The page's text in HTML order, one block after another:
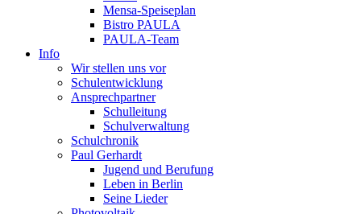
Mensa-Speiseplan
Bistro PAULA
PAULA-Team
Info
Wir stellen uns vor
Schulentwicklung
Ansprechpartner
Schulleitung
Schulverwaltung
Schulchronik
Paul Gerhardt
Jugend und Berufung
Leben in Berlin
Seine Lieder